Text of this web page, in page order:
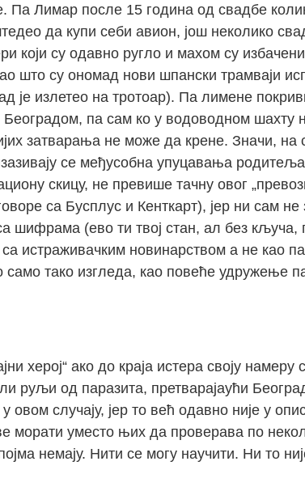
Па Лимар после 15 година од свадбе
да купи себи авион, још неколико
који су одавно ругло и махом су
што су ономад нови шпански трамваји
је излетео на тротоар). Па лимене
па сам ко у водоводном шахту
затварања не може да крене. Значи,
се међусобна упуцавања
скицу, не превише тачну овог
са Бусплус и Кенткарт), јер ни сам
шифрама (ево ти твој стан, ал без кључа,
истраживачким новинарством а не као
само тако изгледа, као повеће удружење
херој“ ако до краја истера своју
руљи од паразита, претварајаући
овом случају, јер то већ одавно није у
морати уместо њих да проверава по
немају. Нити се могу научити. Ни то